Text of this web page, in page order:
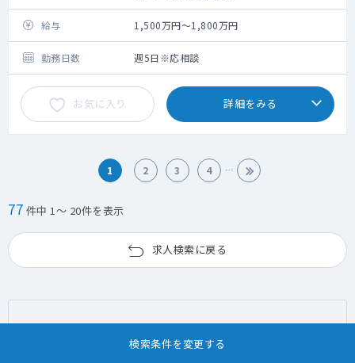
給与 1,500万円～1,800万円
勤務日数 週5日※応相談
お気に入り 詳細をみる
1 2 3 4
77 件中 1～ 20件を表示
求人検索に戻る
検索条件を変更する